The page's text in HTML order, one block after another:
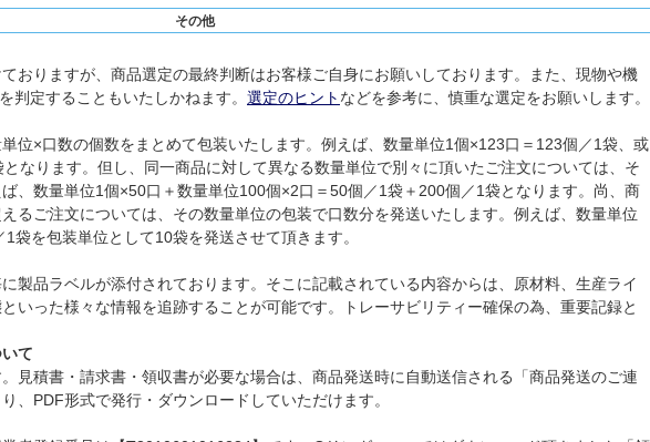
その他
おりますが、商品選定の最終判断はお客様ご自身にお願いしております。また、現物や機
判定することもいたしかねます。 選定のヒント などを参考に、慎重な選定をお願いします。
位×口数の個数をまとめて包装いたします。例えば、数量単位1個×123口＝123個／1袋、或
なります。但し、同一商品に対して異なる数量単位で別々に頂いたご注文については、そ
、数量単位1個×50口＋数量単位100個×2口＝50個／1袋＋200個／1袋となります。尚、商
るご注文については、その数量単位の包装で口数分を発送いたします。例えば、数量単位
袋を包装単位として10袋を発送させて頂きます。
製品ラベルが添付されております。そこに記載されている内容からは、原材料、生産ライ
いった様々な情報を追跡することが可能です。トレーサビリティー確保の為、重要記録と
て
見積書・請求書・領収書が必要な場合は、商品発送時に自動送信される「商品発送のご連
、PDF形式で発行・ダウンロードしていただけます。